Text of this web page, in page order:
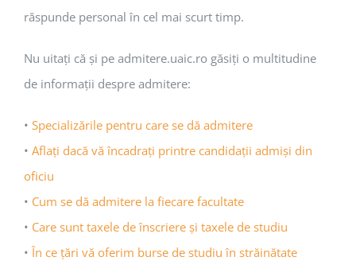
răspunde personal în cel mai scurt timp.
Nu uitaţi că şi pe admitere.uaic.ro găsiţi o multitudine
de informaţii despre admitere:
• Specializările pentru care se dă admitere
• Aflaţi dacă vă încadraţi printre candidaţii admişi din
oficiu
• Cum se dă admitere la fiecare facultate
• Care sunt taxele de înscriere şi taxele de studiu
• În ce ţări vă oferim burse de studiu în străinătate